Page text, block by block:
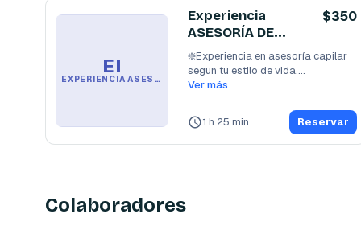
EI
EXPERIENCIA ASESORÍA DE IMAGEN
Experiencia
ASESORÍA DE
IMAGEN
$350
❇️Experiencia en asesoría capilar
segun tu estilo de vida.
❇️morfologia craneal
Ver más
1 h 25 min Reservar
Colaboradores